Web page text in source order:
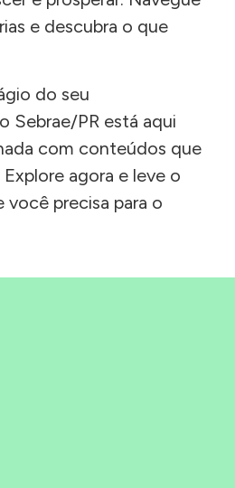
e descubra o que
do seu
Sebrae/PR está aqui
com conteúdos que
agora e leve o
precisa para o